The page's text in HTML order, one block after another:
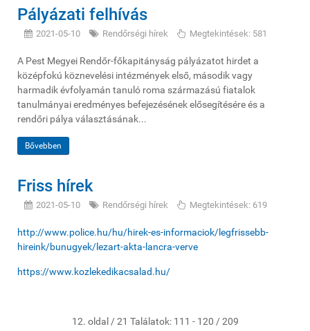
Pályázati felhívás
2021-05-10 Rendőrségi hírek Megtekintések: 581
A Pest Megyei Rendőr-főkapitányság pályázatot hirdet a
középfokú köznevelési intézmények első, második vagy
harmadik évfolyamán tanuló roma származású fiatalok
tanulmányai eredményes befejezésének elősegítésére és a
rendőri pálya választásának...
Bővebben
Friss hírek
2021-05-10 Rendőrségi hírek Megtekintések: 619
http://www.police.hu/hu/hirek-es-informaciok/legfrissebb-
hireink/bunugyek/lezart-akta-lancra-verve
https://www.kozlekedikacsalad.hu/
12. oldal / 21 Találatok: 111 - 120 / 209